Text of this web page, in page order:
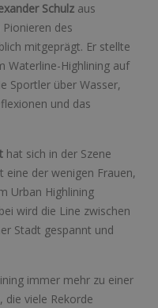
Schulz aus
des
mitgeprägt. Er stellte
Waterline-Highlining auf
Sportler über Wasser,
und das
hat sich in der Szene
eine der wenigen Frauen,
Urban Highlining
wird die Line zwischen
Stadt gespannt und
immer mehr zu einer
viele Rekorde